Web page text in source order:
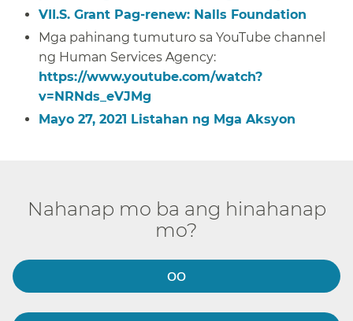
VII.S. Grant Pag-renew: Nalls Foundation​​
Mga pahinang tumuturo sa YouTube channel
ng Human Services Agency:
https://www.youtube.com/watch?
v=NRNds_eVJMg
Mayo 27, 2021 Listahan ng Mga Aksyon​​
Nahanap mo ba ang hinahanap
mo?​​
OO​​